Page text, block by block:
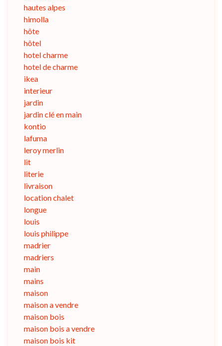
hautes alpes
himolla
hôte
hôtel
hotel charme
hotel de charme
ikea
interieur
jardin
jardin clé en main
kontio
lafuma
leroy merlin
lit
literie
livraison
location chalet
longue
louis
louis philippe
madrier
madriers
main
mains
maison
maison a vendre
maison bois
maison bois a vendre
maison bois kit